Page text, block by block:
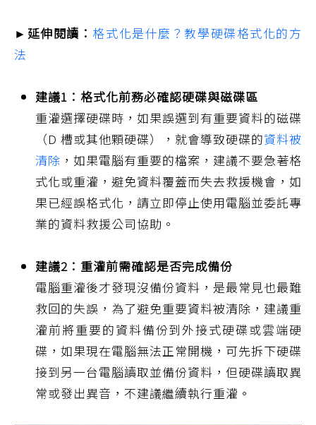
►延伸閱讀： 格式化是什麼？教學硬碟格式化的方
法
建議1：格式化前務必確認硬碟與磁碟區
重灌選擇硬碟時，如果誤選到有重要資料的磁碟
（D 槽或其他顆硬碟），就會導致硬碟的資料被
清除 ，如果電腦有重要的檔案，建議不要急著格
式化或重灌，避免資料覆蓋而失去救援機會，如
果已經誤格式化，請立即停止使用電腦並委託專
業的資料救援公司協助。
建議2：重灌前需確認是否完成備份
電腦重灌後才發現沒備份資料，是最常見也最難
救回的失誤，為了避免重要資料被清除，建議重
灌前將重要的資料備份到外接式硬碟或雲端硬
碟，如果現在電腦無法正常開機，可先拆下硬碟
接到另一台電腦讀取並備份資料，但硬碟讀取異
常或發出異音，不建議繼續執行重灌。